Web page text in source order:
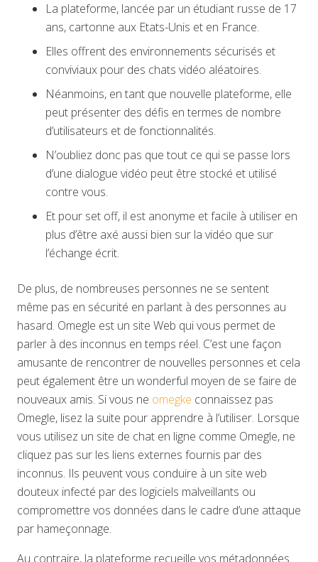
La plateforme, lancée par un étudiant russe de 17
ans, cartonne aux Etats-Unis et en France.
Elles offrent des environnements sécurisés et
conviviaux pour des chats vidéo aléatoires.
Néanmoins, en tant que nouvelle plateforme, elle
peut présenter des défis en termes de nombre
d’utilisateurs et de fonctionnalités.
N’oubliez donc pas que tout ce qui se passe lors
d’une dialogue vidéo peut être stocké et utilisé
contre vous.
Et pour set off, il est anonyme et facile à utiliser en
plus d’être axé aussi bien sur la vidéo que sur
l’échange écrit.
De plus, de nombreuses personnes ne se sentent
même pas en sécurité en parlant à des personnes au
hasard. Omegle est un site Web qui vous permet de
parler à des inconnus en temps réel. C’est une façon
amusante de rencontrer de nouvelles personnes et cela
peut également être un wonderful moyen de se faire de
nouveaux amis. Si vous ne omegke connaissez pas
Omegle, lisez la suite pour apprendre à l’utiliser. Lorsque
vous utilisez un site de chat en ligne comme Omegle, ne
cliquez pas sur les liens externes fournis par des
inconnus. Ils peuvent vous conduire à un site web
douteux infecté par des logiciels malveillants ou
compromettre vos données dans le cadre d’une attaque
par hameçonnage.
Au contraire, la plateforme recueille vos métadonnées